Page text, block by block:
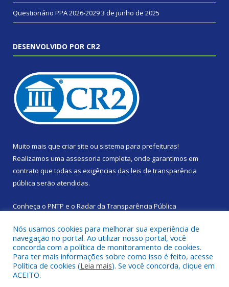
Questionário PPA 2026-20293 de junho de 2025
DESENVOLVIDO POR CR2
Muito mais que criar site ou sistema para prefeituras!
Realizamos uma assessoria completa, onde garantimos em
contrato que todas as exigências das leis de transparência
pública serão atendidas.
Conheça o PNTP e o Radar da Transparência Pública
Todos os direitos reservados a Prefeitura Municipal de Santa
Izabel do Pará.
Nós usamos cookies para melhorar sua experiência de
navegação no portal. Ao utilizar nosso portal, você
concorda com a política de monitoramento de cookies.
Para ter mais informações sobre como isso é feito, acesse
Política de cookies (Leia mais). Se você concorda, clique em
ACEITO.